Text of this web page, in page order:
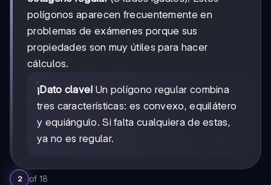
polígonos aparecen frecuentemente en
problemas de exámenes porque sus
propiedades son muy útiles para hacer
cálculos.
¡Dato clave! Un polígono regular combina
tres características: es convexo, equilátero
y equiángulo. Si falta cualquiera de estas,
ya no es regular.
2 of 18